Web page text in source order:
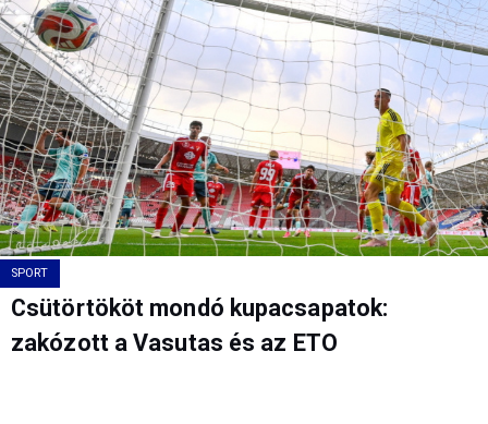
SPORT
Csütörtököt mondó kupacsapatok:
zakózott a Vasutas és az ETO